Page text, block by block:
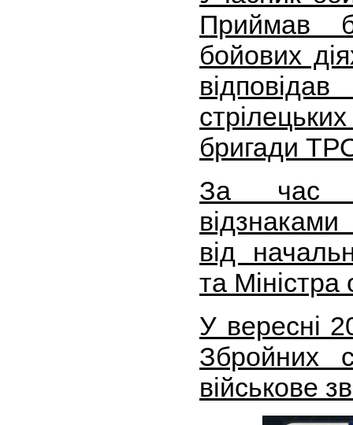
Приймав
бойових
бригади
За час
від
та
У вересні
Збройних
військове